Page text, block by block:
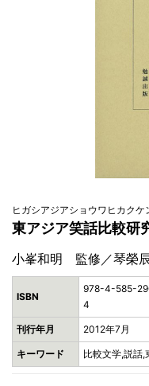
ヒガシアジアショウワヒカクケ
東アジア笑話比較研
小峯和明 監修／琴榮
ISBN
978-4-585-
4
刊行年月 2012年7月
キーワード 比較文学,説話,